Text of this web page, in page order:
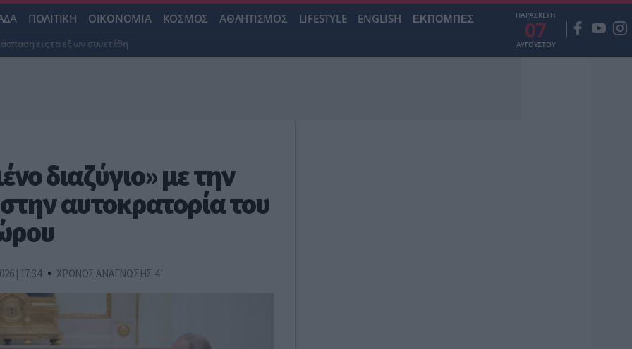
ΠΟΛΙΤΙΚΗ ΟΙΚΟΝΟΜΙΑ ΚΟΣΜΟΣ ΑΘΛΗΤΙΣΜΟΣ LIFESTYLE ENGLISH ΕΚΠΟΜΠΕΣ
εις τα εξ ων συνετέθη
ΠΑΡΑΣΚΕΥΗ
07
ΑΥΓΟΥΣΤΟΥ
διαζύγιο» με την
αυτοκρατορία του
| 17:34 ΧΡΟΝΟΣ ΑΝΑΓΝΩΣΗΣ 4 '